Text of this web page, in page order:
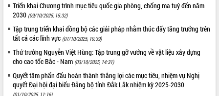
Trình diễn nghệ thuật chế biến các
món ăn từ sầu riêng
Đắk Lắk công bố Quy hoạch và xúc
tiến đầu tư tỉnh
Ngành cá ngừ Đắk Lắk chủ động thích
ứng để giữ vững thị trường xuất khẩu
Diễn đàn Kinh tế tư nhân Việt Nam đột
phá cơ chế - Hợp tác công tư
Đề án 06 tạo bước ngoặt đột phá trong
Triển khai Chương trình mục tiêu quốc gia phòng, chống ma tuý đến năm
2030 (09/10/2025, 15:32)
Tập trung triển khai đồng bộ các giải pháp nhằm thúc đẩy tăng trưởng trên
tất cả các lĩnh vực (07/10/2025, 19:39)
Thứ trưởng Nguyễn Việt Hùng: Tập trung gỡ vướng về vật liệu xây dựng
cho cao tốc Bắc - Nam (03/10/2025, 14:31)
Quyết tâm phấn đấu hoàn thành thắng lợi các mục tiêu, nhiệm vụ Nghị
quyết Đại hội đại biểu Đảng bộ tỉnh Đắk Lắk nhiệm kỳ 2025-2030
(01/10/2025, 11:16)